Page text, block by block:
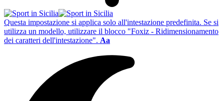
Questa impostazione si applica solo all'intestazione predefinita. Se si
utilizza un modello, utilizzare il blocco "Foxiz - Ridimensionamento
dei caratteri dell'intestazione". Aa